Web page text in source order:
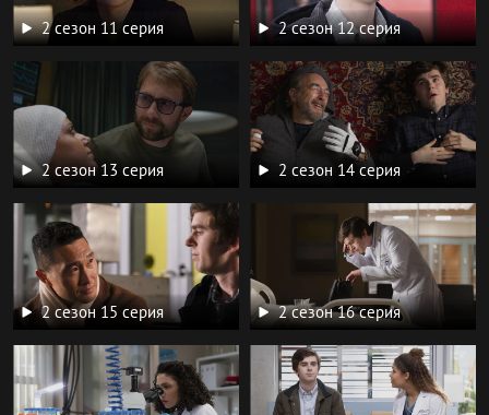
2 сезон 11 серия 2 сезон 12 серия
2 сезон 13 серия 2 сезон 14 серия
2 сезон 15 серия 2 сезон 16 серия